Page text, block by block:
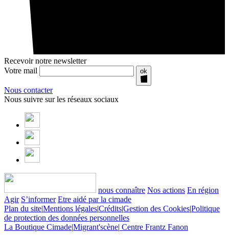
Recevoir notre newsletter
Votre mail
ok
Nous contacter
Nous suivre sur les réseaux sociaux
nous connaître Nos actions En région
Agir S’informer Etre aidé par la cimade
Plan du site|Mentions légales|Crédits|Gestion des Cookies|Politique
de protection des données personnelles
La Boutique Cimade|Migrant'scène| Centre Frantz Fanon